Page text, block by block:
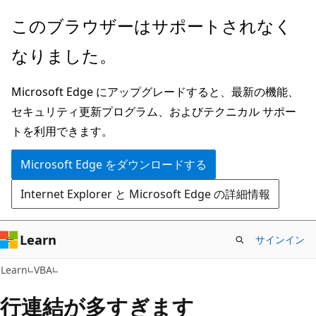
メ
ン
ン
テ
ン
ツ
に
ス
キ
ッ
プ
このブラウザーはサポートされなく
なりました。
Microsoft Edge にアップグレードすると、最新の機能、
セキュリティ更新プログラム、およびテクニカル サポー
トを利用できます。
Microsoft Edge をダウンロードする
Internet Explorer と Microsoft Edge の詳細情報
Learn サインイン
Learn VBA
行連結が多すぎます